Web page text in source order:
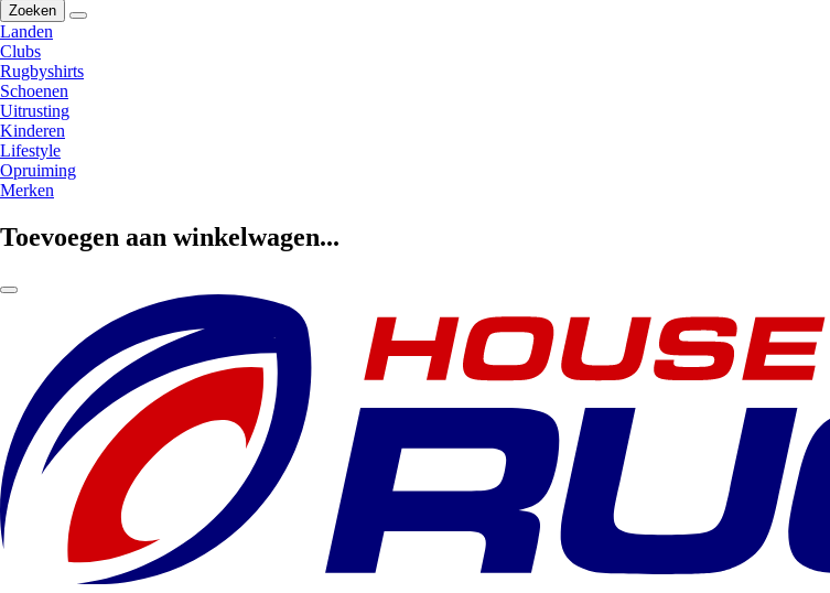
Zoeken
Landen
Clubs
Rugbyshirts
Schoenen
Uitrusting
Kinderen
Lifestyle
Opruiming
Merken
Toevoegen aan winkelwagen...